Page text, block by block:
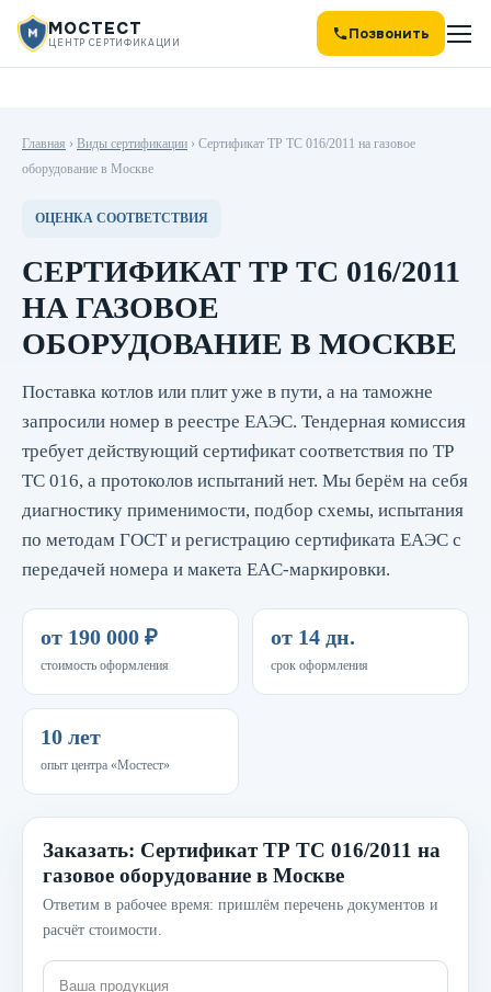
МОСТЕСТ
ЦЕНТР СЕРТИФИКАЦИИ Позвонить
Главная › Виды сертификации › Сертификат ТР ТС 016/2011 на газовое
оборудование в Москве
ОЦЕНКА СООТВЕТСТВИЯ
СЕРТИФИКАТ ТР ТС 016/2011
НА ГАЗОВОЕ
ОБОРУДОВАНИЕ В МОСКВЕ
Поставка котлов или плит уже в пути, а на таможне
запросили номер в реестре ЕАЭС. Тендерная комиссия
требует действующий сертификат соответствия по ТР
ТС 016, а протоколов испытаний нет. Мы берём на себя
диагностику применимости, подбор схемы, испытания
по методам ГОСТ и регистрацию сертификата ЕАЭС с
передачей номера и макета EAC‑маркировки.
от 190 000 ₽
стоимость оформления
от 14 дн.
срок оформления
10 лет
опыт центра «Мостест»
Заказать: Сертификат ТР ТС 016/2011 на
газовое оборудование в Москве
Ответим в рабочее время: пришлём перечень документов и
расчёт стоимости.